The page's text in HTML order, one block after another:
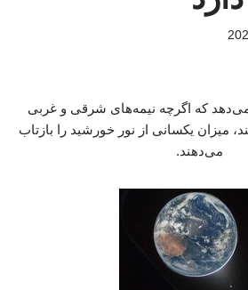
که اگرچه نیمه‌های شرقی و غربی
میزان یکسانی از نور خورشید را بازتاب
می‌دهند.